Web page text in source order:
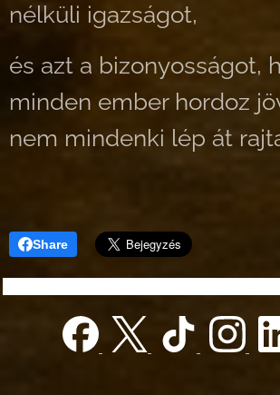
nélküli igazságot,
és azt a bizonyosságot,
minden ember hordoz
nem mindenki lép át
Share